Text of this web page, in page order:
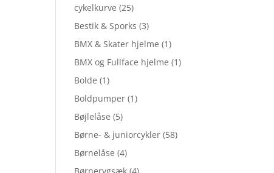
cykelkurve (25)
Bestik & Sporks (3)
BMX & Skater hjelme (1)
BMX og Fullface hjelme (1)
Bolde (1)
Boldpumper (1)
Bøjlelåse (5)
Børne- & juniorcykler (58)
Børnelåse (4)